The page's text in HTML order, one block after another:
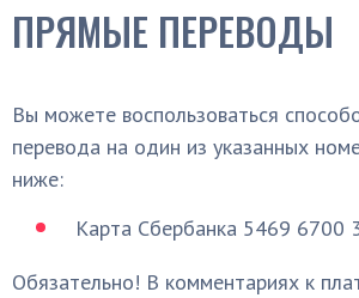
ПРЯМЫЕ ПЕРЕВОДЫ
Вы можете воспользоваться
перевода на один из указанных
ниже:
Карта Сбербанка 5469 6700
Обязательно! В комментариях к